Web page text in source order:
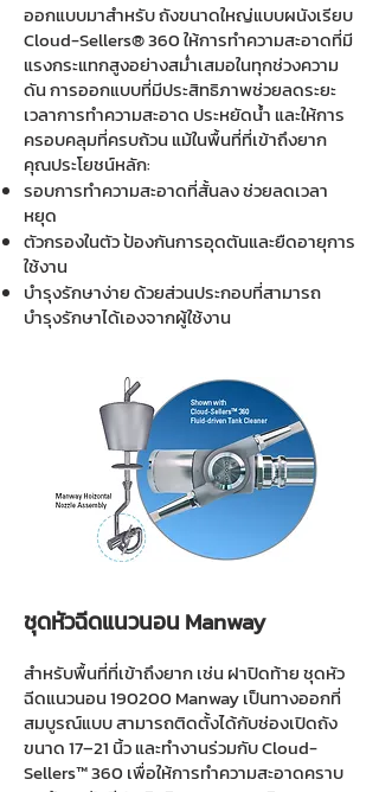
ออกแบบมาสำหรับ ถังขนาดใหญ่แบบผนังเรียบ
Cloud-Sellers® 360 ให้การทำความสะอาดที่มี
แรงกระแทกสูงอย่างสม่ำเสมอในทุกช่วงความ
ดัน การออกแบบที่มีประสิทธิภาพช่วยลดระยะ
เวลาการทำความสะอาด ประหยัดน้ำ และให้การ
ครอบคลุมที่ครบถ้วน แม้ในพื้นที่ที่เข้าถึงยาก
คุณประโยชน์หลัก:
รอบการทำความสะอาดที่สั้นลง ช่วยลดเวลา
หยุด
ตัวกรองในตัว ป้องกันการอุดตันและยืดอายุการ
ใช้งาน
บำรุงรักษาง่าย ด้วยส่วนประกอบที่สามารถ
บำรุงรักษาได้เองจากผู้ใช้งาน
ชุดหัวฉีดแนวนอน Manway
สำหรับพื้นที่ที่เข้าถึงยาก เช่น ฝาปิดท้าย ชุดหัว
ฉีดแนวนอน 190200 Manway เป็นทางออกที่
สมบูรณ์แบบ สามารถติดตั้งได้กับช่องเปิดถัง
ขนาด 17–21 นิ้ว และทำงานร่วมกับ Cloud-
Sellers™ 360 เพื่อให้การทำความสะอาดคราบ